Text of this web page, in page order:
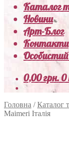
Каталог
Новини
Арт-Блог
Контакти
0,00грн.0
Головна /Каталог
Maimeri Італія